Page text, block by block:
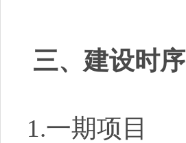
三、建设时序
1.一期项目